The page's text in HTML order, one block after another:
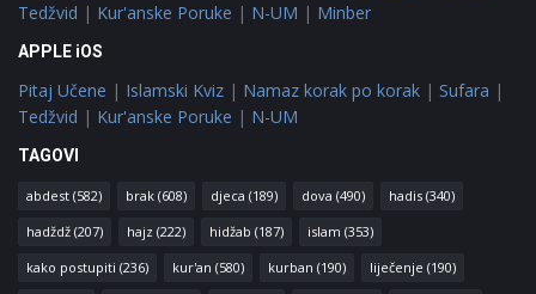
Tedžvid | Kur'anske Poruke | N-UM | Minber
APPLE iOS
Pitaj Učene | Islamski Kviz | Namaz korak po korak | Sufara |
Tedžvid | Kur'anske Poruke | N-UM
TAGOVI
abdest (582) brak (608) djeca (189) dova (490) hadis (340)
hadždž (207) hajz (222) hidžab (187) islam (353)
kako postupiti (236) kur'an (580) kurban (190) liječenje (190)